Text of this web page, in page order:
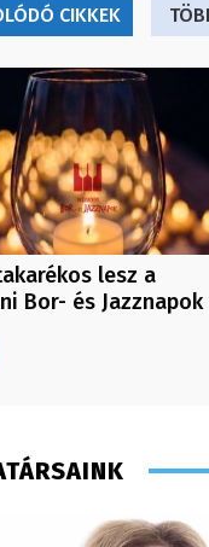
CIKKEK
lesz a
Bor- és Jazznapok